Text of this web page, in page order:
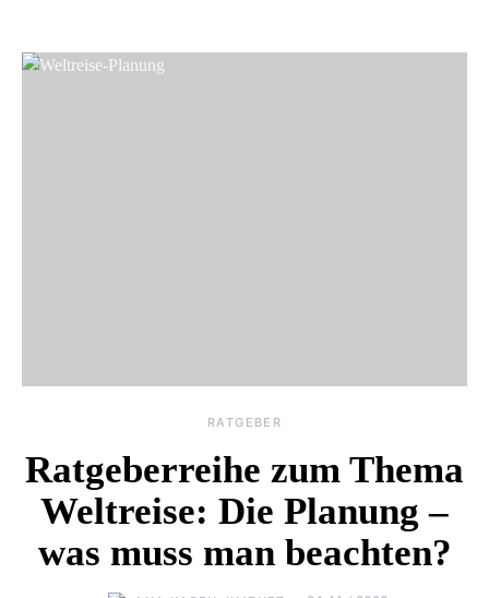
RATGEBER
Ratgeberreihe zum Thema
Weltreise: Die Planung –
was muss man beachten?